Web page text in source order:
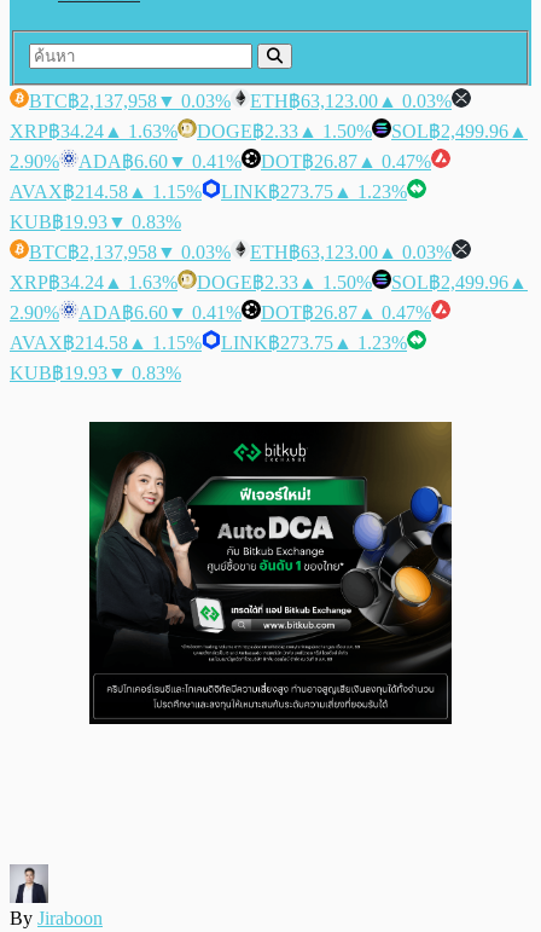
BTC฿2,137,958▼ 0.03% ETH฿63,123.00 ▲ 0.03%
XRP฿34.24 ▲ 1.63% DOGE฿2.33 ▲ 1.50% SOL฿2,499.96 ▲
2.90%
ADA฿6.60▼ 0.41% DOT฿26.87 ▲ 0.47%
AVAX฿214.58 ▲ 1.15% LINK฿273.75 ▲ 1.23%
KUB฿19.93▼ 0.83%
BTC฿2,137,958▼ 0.03% ETH฿63,123.00 ▲ 0.03%
XRP฿34.24 ▲ 1.63% DOGE฿2.33 ▲ 1.50% SOL฿2,499.96 ▲
2.90%
ADA฿6.60▼ 0.41% DOT฿26.87 ▲ 0.47%
AVAX฿214.58 ▲ 1.15% LINK฿273.75 ▲ 1.23%
KUB฿19.93▼ 0.83%
By Jiraboon